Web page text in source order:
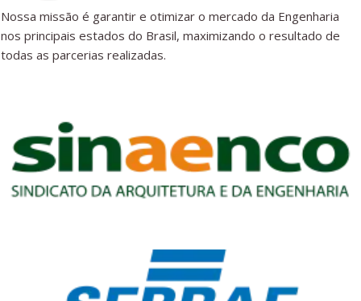
Nossa missão é garantir e otimizar o mercado da Engenharia
nos principais estados do Brasil, maximizando o resultado de
todas as parcerias realizadas.